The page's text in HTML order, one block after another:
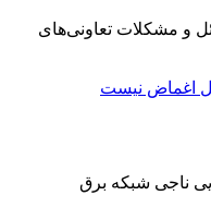
و مشکلات تعاونی‌های
اغماض نیست